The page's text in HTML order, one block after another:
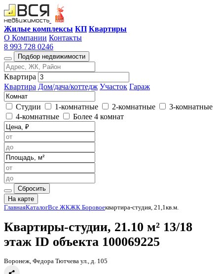
Жилые комплексы КП Квартиры
О Компании Контакты
8 993 728 0246
Подбор недвижимости
Квартира
Квартира Дом/дача/коттедж Участок Гараж
Студии 1-комнатные 2-комнатные
3-комнатные
4-комнатные
Более 4 комнат
Сбросить
На карте
Главная КаталогВсе ЖК ЖК Боровое